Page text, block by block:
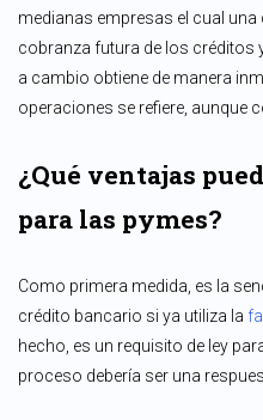
medianas empresas el cual
cobranza futura de los créditos
a cambio obtiene de manera
operaciones se refiere, aunque
¿Qué ventajas
para las pymes?
Como primera medida, es la
crédito bancario si ya utiliza la
hecho, es un requisito de ley
proceso debería ser una